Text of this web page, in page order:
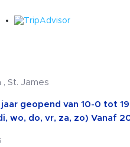
, St. James
geopend van 10-0 tot
wo, do, vr, za, zo) Vanaf